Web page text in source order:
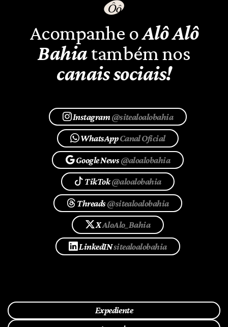
Acompanhe oAlô Alô
Bahiatambém nos
canais sociais!
Instagram@sitealoalobahia
WhatsAppCanal Oficial
Google News @aloalobahia
TikTok@aloalobahia
Threads@sitealoalobahia
XAloAlo_Bahia
LinkedINsitealoalobahia
Expediente